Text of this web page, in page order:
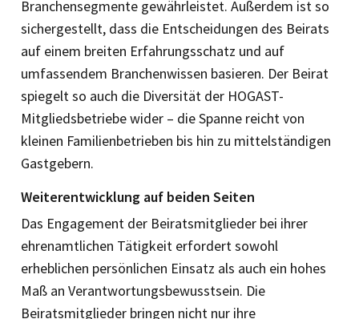
Branchensegmente gewährleistet. Außerdem ist so
sichergestellt, dass die Entscheidungen des Beirats
auf einem breiten Erfahrungsschatz und auf
umfassendem Branchenwissen basieren. Der Beirat
spiegelt so auch die Diversität der HOGAST-
Mitgliedsbetriebe wider – die Spanne reicht von
kleinen Familienbetrieben bis hin zu mittelständigen
Gastgebern.
Weiterentwicklung auf beiden Seiten
Das Engagement der Beiratsmitglieder bei ihrer
ehrenamtlichen Tätigkeit erfordert sowohl
erheblichen persönlichen Einsatz als auch ein hohes
Maß an Verantwortungsbewusstsein. Die
Beiratsmitglieder bringen nicht nur ihre